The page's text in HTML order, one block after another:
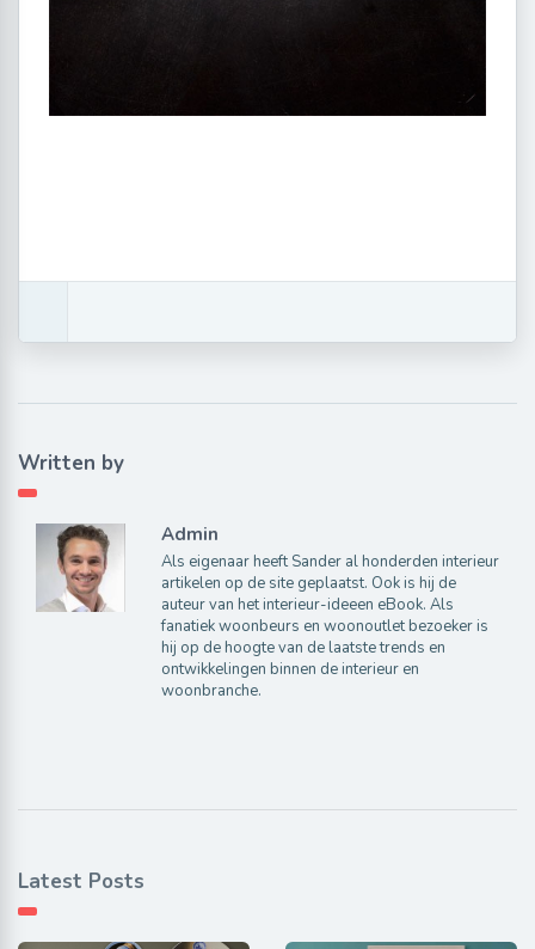
Written by
Admin
Als eigenaar heeft Sander al honderden interieur
artikelen op de site geplaatst. Ook is hij de
auteur van het interieur-ideeen eBook. Als
fanatiek woonbeurs en woonoutlet bezoeker is
hij op de hoogte van de laatste trends en
ontwikkelingen binnen de interieur en
woonbranche.
Latest Posts